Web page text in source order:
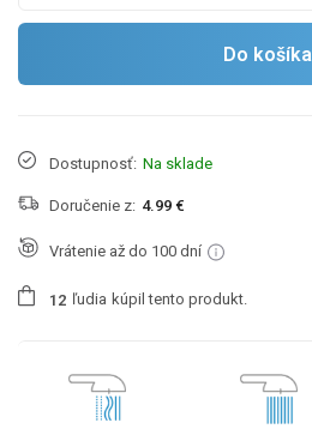
Do košíka
Dostupnosť: Na sklade
Doručenie z: 4.99 €
Vrátenie až do 100 dní
1 2 ľudia kúpil tento produkt.